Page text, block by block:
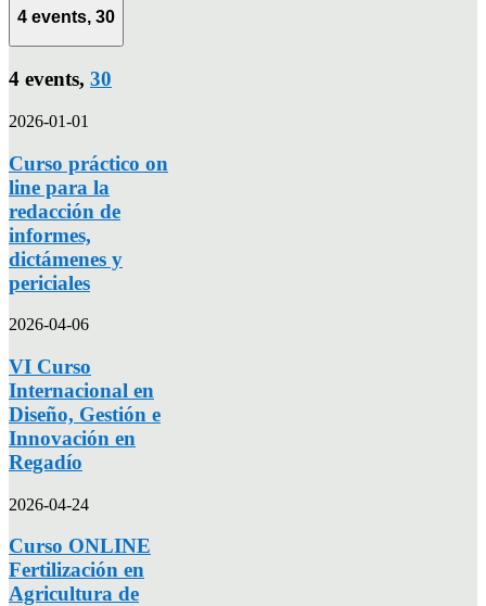
4 events, 30
4 events, 30
2026-01-01
Curso práctico on
line para la
redacción de
informes,
dictámenes y
periciales
2026-04-06
VI Curso
Internacional en
Diseño, Gestión e
Innovación en
Regadío
2026-04-24
Curso ONLINE
Fertilización en
Agricultura de